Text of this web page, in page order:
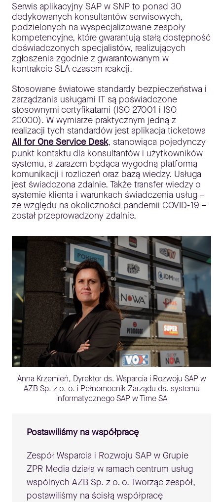
Serwis aplikacyjny SAP w SNP to ponad 30
dedykowanych konsultantów serwisowych,
podzielonych na wyspecjalizowane zespoły
kompetencyjne, które gwarantują stałą dostępność
doświadczonych specjalistów, realizujących
zgłoszenia zgodnie z gwarantowanym w
kontrakcie SLA czasem reakcji.
Stosowane światowe standardy bezpieczeństwa i
zarządzania usługami IT są poświadczone
stosownymi certyfikatami (ISO 27001 i ISO
20000). W wymiarze praktycznym jedną z
realizacji tych standardów jest aplikacja ticketowa
All for One Service Desk, stanowiąca pojedynczy
punkt kontaktu dla konsultantów i użytkowników
systemu, a zarazem będąca wygodną platformą
komunikacji i rozliczeń oraz bazą wiedzy. Usługa
jest świadczona zdalnie. Także transfer wiedzy o
systemie klienta i warunkach świadczenia usług –
ze względu na okoliczności pandemii COVID-19 –
został przeprowadzony zdalnie.
Anna Krzemień, Dyrektor ds. Wsparcia i Rozwoju SAP w
AZB Sp. z o. o. i Pełnomocnik Zarządu ds. systemu
informatycznego SAP w Time SA
Postawiliśmy na współpracę
Zespół Wsparcia i Rozwoju SAP w Grupie
ZPR Media działa w ramach centrum usług
wspólnych AZB Sp. z o. o. Tworząc zespół,
postawiliśmy na ścisłą współpracę